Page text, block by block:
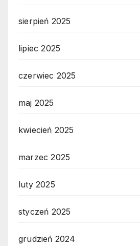
sierpień 2025
lipiec 2025
czerwiec 2025
maj 2025
kwiecień 2025
marzec 2025
luty 2025
styczeń 2025
grudzień 2024